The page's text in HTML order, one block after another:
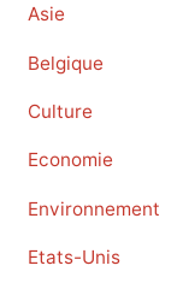
Asie
Belgique
Culture
Economie
Environnement
Etats-Unis